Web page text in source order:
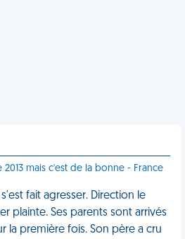
2013 mais c'est de la bonne - France
fait agresser. Direction le
plainte. Ses parents sont arrivés
la première fois. Son père a cru